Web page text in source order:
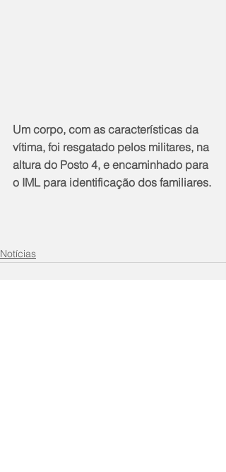
Um corpo, com as características da
vítima, foi resgatado pelos militares, na
altura do Posto 4, e encaminhado para
o IML para identificação dos familiares.
Notícias